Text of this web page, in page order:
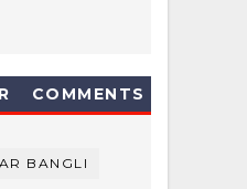
COMMENTS
BANGLI